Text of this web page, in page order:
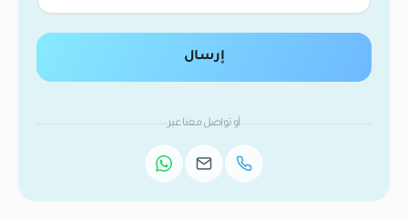
إرسال
أو تواصل معنا عبر